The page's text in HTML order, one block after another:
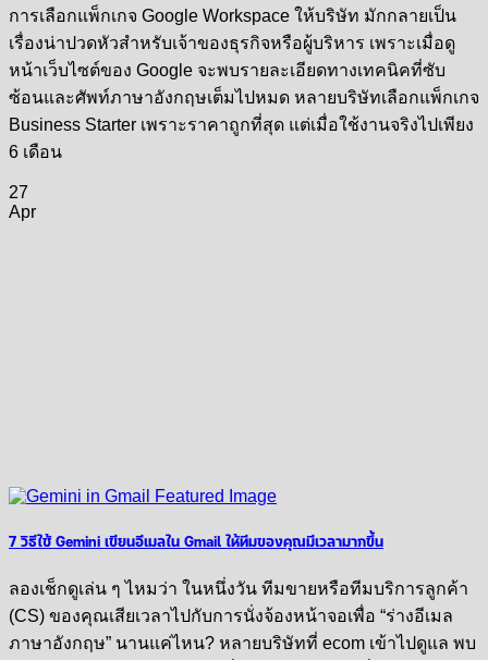
การเลือกแพ็กเกจ Google Workspace ให้บริษัท มักกลายเป็น
เรื่องน่าปวดหัวสำหรับเจ้าของธุรกิจหรือผู้บริหาร เพราะเมื่อดู
หน้าเว็บไซต์ของ Google จะพบรายละเอียดทางเทคนิคที่ซับ
ซ้อนและศัพท์ภาษาอังกฤษเต็มไปหมด หลายบริษัทเลือกแพ็กเกจ
Business Starter เพราะราคาถูกที่สุด แต่เมื่อใช้งานจริงไปเพียง
6 เดือน
27
Apr
7 วิธีใช้ Gemini เขียนอีเมลใน Gmail ให้ทีมของคุณมีเวลามากขึ้น
ลองเช็กดูเล่น ๆ ไหมว่า ในหนึ่งวัน ทีมขายหรือทีมบริการลูกค้า
(CS) ของคุณเสียเวลาไปกับการนั่งจ้องหน้าจอเพื่อ “ร่างอีเมล
ภาษาอังกฤษ” นานแค่ไหน? หลายบริษัทที่ ecom เข้าไปดูแล พบ